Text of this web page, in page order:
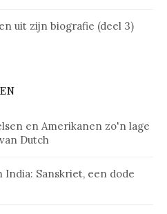
uit zijn biografie (deel 3)
en Amerikanen zo'n lage
Dutch
India: Sanskriet, een dode